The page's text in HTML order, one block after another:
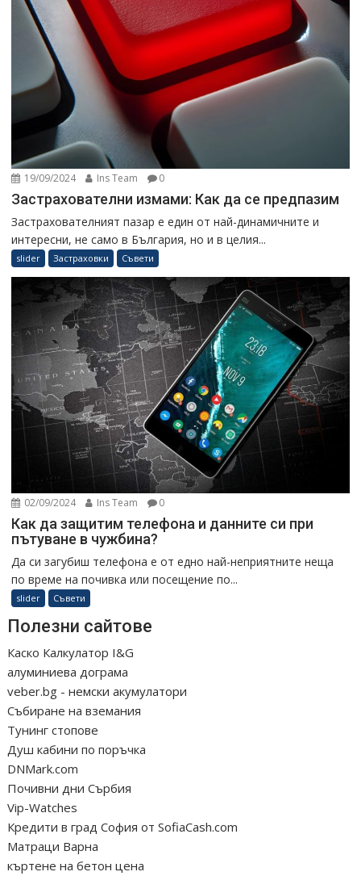
19/09/2024 Ins Team 0
Застрахователни измами: Как да се предпазим
Застрахователният пазар е един от най-динамичните и
интересни, не само в България, но и в целия...
slider Застраховки Съвети
02/09/2024 Ins Team 0
Как да защитим телефона и данните си при
пътуване в чужбина?
Да си загубиш телефона е от едно най-неприятните неща
по време на почивка или посещение по...
slider Съвети
Полезни сайтове
Каско Калкулатор I&G
алуминиева дограма
veber.bg - немски акумулатори
Събиране на вземания
Тунинг стопове
Душ кабини по поръчка
DNMark.com
Почивни дни Сърбия
Vip-Watches
Кредити в град София от SofiaCash.com
Матраци Варна
къртене на бетон цена